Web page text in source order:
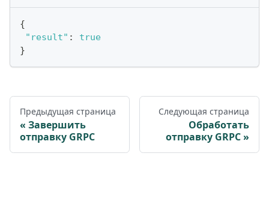
{
"result" :
true
}
Предыдущая страница
Завершить
отправку GRPC
Следующая страница
Обработать
отправку GRPC